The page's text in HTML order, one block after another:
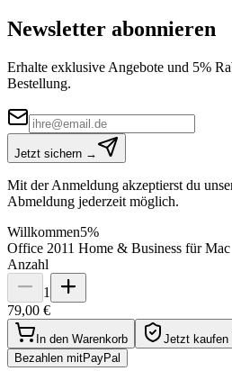
Newsletter abonnieren
Erhalte exklusive Angebote und 5%
Bestellung.
Jetzt sichern →
Mit der Anmeldung akzeptierst du
Abmeldung jederzeit möglich.
Willkommen5%
Office 2011 Home & Business für Mac
Anzahl
1
79,00 €
In den Warenkorb
Jetzt kaufen
Bezahlen mitPayPal